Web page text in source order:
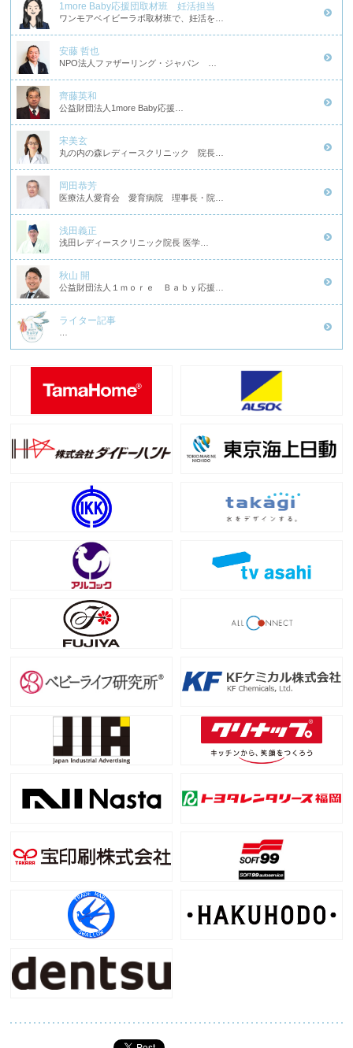
1more Baby応援団取材班 妊活担当
ワンモアベイビーラボ取材班で、妊活を…
安藤 哲也
NPO法人ファザーリング・ジャパン …
齊藤英和
公益財団法人1more Baby応援…
宋美玄
丸の内の森レディースクリニック 院長…
岡田恭芳
医療法人愛育会 愛育病院 理事長・院…
浅田義正
浅田レディースクリニック院長 医学…
秋山 開
公益財団法人１ｍｏｒｅ Ｂａｂｙ応援…
ライター記事
…